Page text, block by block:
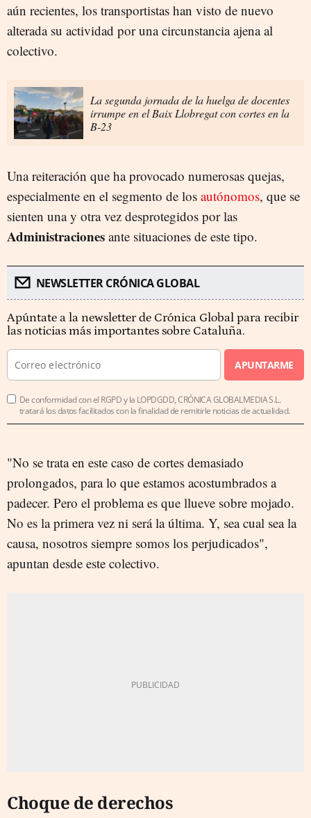
aún recientes, los transportistas han visto de nuevo
alterada su actividad por una circunstancia ajena al
colectivo.
La segunda jornada de la huelga de docentes
irrumpe en el Baix Llobregat con cortes en la
B-23
Una reiteración que ha provocado numerosas quejas,
especialmente en el segmento de los autónomos, que se
sienten una y otra vez desprotegidos por las
Administraciones ante situaciones de este tipo.
NEWSLETTER CRÓNICA GLOBAL
Apúntate a la newsletter de Crónica Global para recibir
las noticias más importantes sobre Cataluña.
APUNTARME
De conformidad con el RGPD y la LOPDGDD, CRÓNICA GLOBALMEDIA S.L.
tratará los datos facilitados con la finalidad de remitirle noticias de actualidad.
"No se trata en este caso de cortes demasiado
prolongados, para lo que estamos acostumbrados a
padecer. Pero el problema es que llueve sobre mojado.
No es la primera vez ni será la última. Y, sea cual sea la
causa, nosotros siempre somos los perjudicados",
apuntan desde este colectivo.
Choque de derechos